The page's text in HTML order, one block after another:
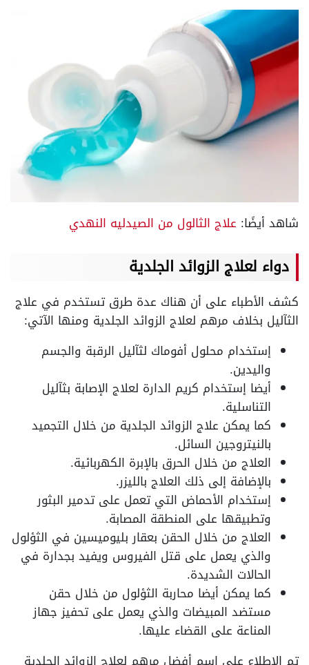
شاهد أيضًا: علاج الثالول من الصيدليه النهدي
دواء لعلاج الزوائد الجلدية
كشف الأطباء على أن هناك عدة طرق تستخدم في علاج
الثآليل بخلاف مرهم لعلاج الزوائد الجلدية ومنها الآتي:
إستخدام محلول أفوماك لثآليل الرقبة والجسم
واليدين.
أيضا إستخدام كريم الدارة لعلاج الإصابة بثآليل
التناسلية.
كما يمكن علاج الزوائد الجلدية من خلال التجميد
بالنيتروجين السائل.
العلاج من خلال الحرق بالإبرة الكهربائية.
بالإضافة إلى ذلك العلاج بالليزر.
إستخدام الأحماض التي تعمل على تدمير البثور
وتطبيقها على المنطقة المصابة.
العلاج من خلال الحقن بعقار بليوميسين في الثؤلول
والذي يعمل على قتل الفيروس ويفيد بجدارة في
الحالات الشديدة.
كما يمكن أيضا محاربة الثؤلول من خلال حقن
مستضد المبيضات والذي يعمل على تحفيز جهاز
المناعة على القضاء عليها.